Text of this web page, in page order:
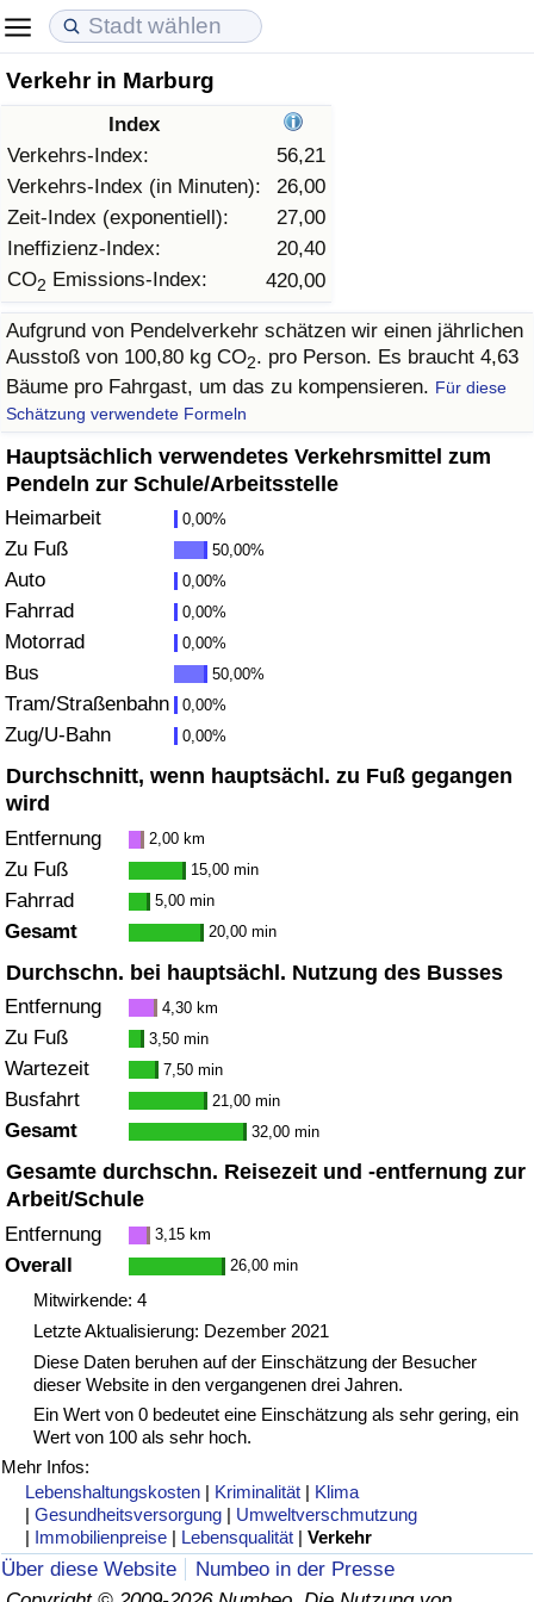
Verkehr in Marburg
Index
Verkehrs-Index:
56,21
Verkehrs-Index (in Minuten):
26,00
Zeit-Index (exponentiell):
27,00
Ineffizienz-Index:
20,40
CO2 Emissions-Index: 420,00
Aufgrund von Pendelverkehr schätzen wir einen jährlichen
Ausstoß von 100,80 kg CO2. pro Person. Es braucht 4,63
Bäume pro Fahrgast, um das zu kompensieren. Für diese
Schätzung verwendete Formeln
Hauptsächlich verwendetes Verkehrsmittel zum
Pendeln zur Schule/Arbeitsstelle
Heimarbeit 0,00%
Zu Fuß 50,00%
Auto 0,00%
Fahrrad 0,00%
Motorrad 0,00%
Bus 50,00%
Tram/Straßenbahn 0,00%
Zug/U-Bahn 0,00%
Durchschnitt, wenn hauptsächl. zu Fuß gegangen
wird
Entfernung 2,00 km
Zu Fuß 15,00 min
Fahrrad 5,00 min
Gesamt 20,00 min
Durchschn. bei hauptsächl. Nutzung des Busses
Entfernung 4,30 km
Zu Fuß 3,50 min
Wartezeit 7,50 min
Busfahrt 21,00 min
Gesamt 32,00 min
Gesamte durchschn. Reisezeit und -entfernung zur
Arbeit/Schule
Entfernung 3,15 km
Overall 26,00 min
Mitwirkende: 4
Letzte Aktualisierung: Dezember 2021
Diese Daten beruhen auf der Einschätzung der Besucher
dieser Website in den vergangenen drei Jahren.
Ein Wert von 0 bedeutet eine Einschätzung als sehr gering, ein
Wert von 100 als sehr hoch.
Mehr Infos:
Lebenshaltungskosten | Kriminalität | Klima
|Gesundheitsversorgung | Umweltverschmutzung
| Immobilienpreise | Lebensqualität |Verkehr
Über diese Website
Numbeo in der Presse
Lebenshaltungskosten
Lebenshaltungskosten-Index (aktuell)
Lebenshaltungskosten-Index
Lebenshaltungskosten-Index nach Land
in Akaba
Immobilienpreise
Immobilienpreis-Index (aktuell)
Immobilienpreis-Index
Immobilienpreis-Index nach Land
Lebensqualität
Lebensqualität-Index
Lebensqualität-Index (aktuell)
Lebensqualitätsindex nach Land
Kriminalität
Kriminalitäts-Index (aktuell)
Kriminalitäts-Index
Kriminalitätsindex nach Land
Gesundheitsversorgung
Gesundheitsversorgungs-Index (aktuell)
Gesundheitsversorgungs-Index
Umweltverschmutzungs-Index (aktuell)
Verschmutzungsindex
Umweltverschmutzungs-Index nach Land
Verkehr
Verkehrs-Index
Verkehrs-Index (aktuell)
Verkehrs-Index nach Land